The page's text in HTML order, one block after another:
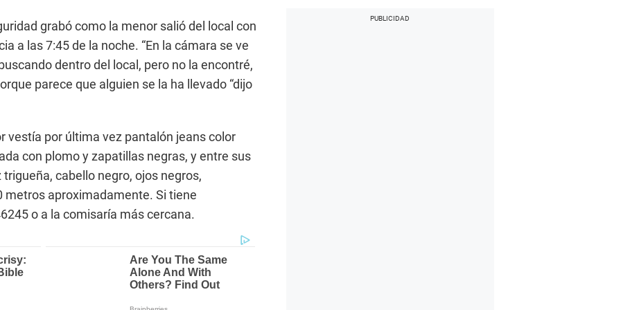
grabó como la menor salió del local con
a las 7:45 de la noche. “En la cámara se ve
dentro del local, pero no la encontré,
parece que alguien se la ha llevado “dijo
vestía por última vez pantalón jeans color
con plomo y zapatillas negras, y entre sus
cabello negro, ojos negros,
aproximadamente. Si tiene
o a la comisaría más cercana.